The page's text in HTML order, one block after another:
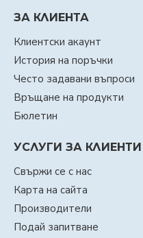
ЗА КЛИЕНТА
Клиентски акаунт
История на поръчки
Често задавани въпроси
Връщане на продукти
Бюлетин
УСЛУГИ ЗА КЛИЕНТИ
Свържи се с нас
Карта на сайта
Производители
Подай запитване